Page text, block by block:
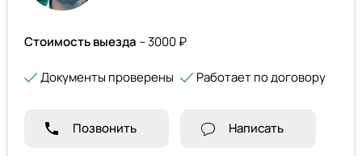
Стоимость выезда – 3000 ₽
Документы проверены Работает по договору
Позвонить Написать